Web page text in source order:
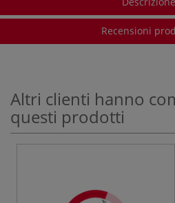
Recensioni
Altri clienti hanno
questi prodotti